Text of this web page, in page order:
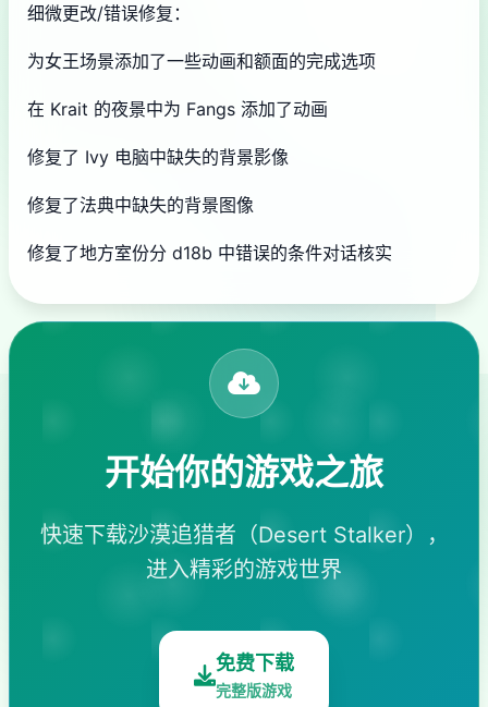
细微更改/错误修复：
为女王场景添加了一些动画和额面的完成选项
在 Krait 的夜景中为 Fangs 添加了动画
修复了 Ivy 电脑中缺失的背景影像
修复了法典中缺失的背景图像
修复了地方室份分 d18b 中错误的条件对话核实
开始你的游戏之旅
快速下载沙漠追猎者（Desert Stalker），
进入精彩的游戏世界
免费下载
完整版游戏